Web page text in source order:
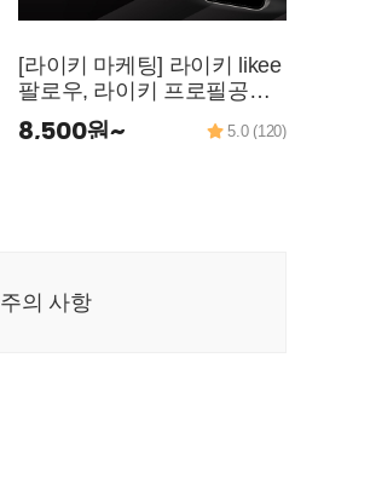
[라이키 마케팅] 라이키 likee
팔로우, 라이키 프로필공유,
라이키 영상좋아요, 라이키
영상댓글, 라이키 영상저장,
8,500원~ 5.0 (120)
주의 사항